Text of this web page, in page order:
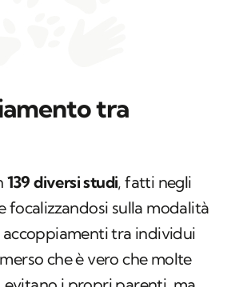
tra
139 diversi studi, fatti negli
focalizzandosi sulla modalità
tra individui
che è vero che molte